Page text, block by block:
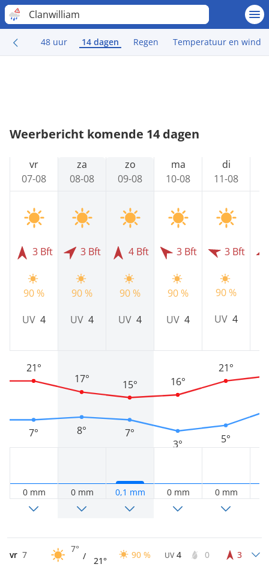
Clanwilliam
48 uur 14 dagen Regen Temperatuur en wind
Weerbericht komende 14 dagen
vr
07-08
3 Bft
90 %
UV 4
7°
21°
0 mm
za
08-08
3 Bft
90 %
UV 4
8°
17°
0 mm
zo
09-08
4 Bft
90 %
UV 4
7°
15°
0,1 mm
ma
10-08
3 Bft
90 %
UV 4
3°
16°
0 mm
di
11-08
3 Bft
90 %
UV 4
5°
21°
0 mm
vr 7
7°
/ 21°
90 % UV 4 0 3